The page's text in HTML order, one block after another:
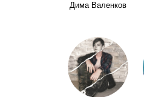
Дима Валенков